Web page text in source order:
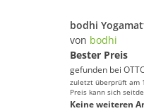
von bodhi
Bester Preis
gefunden bei
zuletzt überprüft am
Preis kann sich
Keine weiteren